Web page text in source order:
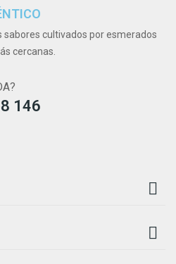
sabores cultivados por esmerados
cercanas.
146

